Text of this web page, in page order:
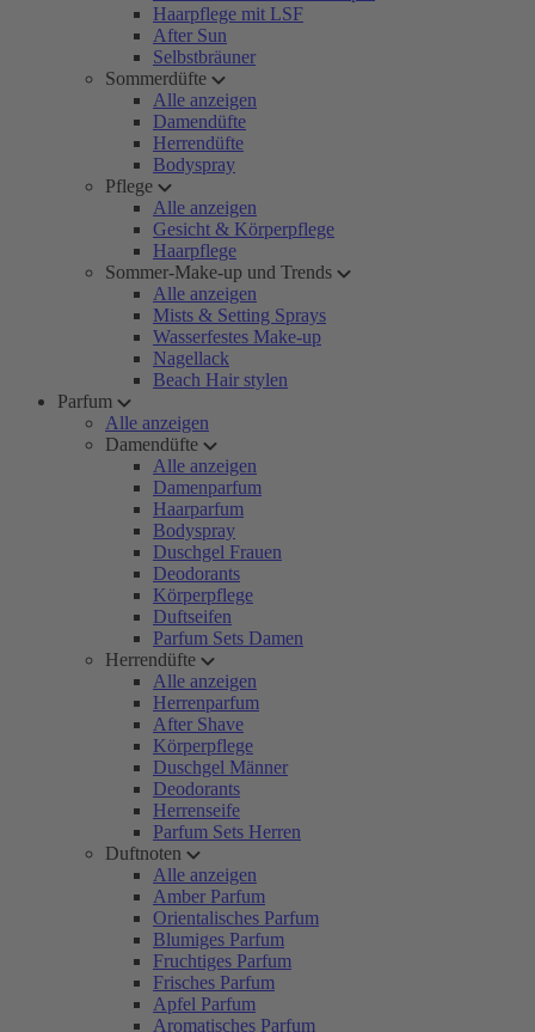
Haarpflege mit LSF
After Sun
Selbstbräuner
Sommerdüfte
Alle anzeigen
Damendüfte
Herrendüfte
Bodyspray
Pflege
Alle anzeigen
Gesicht & Körperpflege
Haarpflege
Sommer-Make-up und Trends
Alle anzeigen
Mists & Setting Sprays
Wasserfestes Make-up
Nagellack
Beach Hair stylen
Parfum
Alle anzeigen
Damendüfte
Alle anzeigen
Damenparfum
Haarparfum
Bodyspray
Duschgel Frauen
Deodorants
Körperpflege
Duftseifen
Parfum Sets Damen
Herrendüfte
Alle anzeigen
Herrenparfum
After Shave
Körperpflege
Duschgel Männer
Deodorants
Herrenseife
Parfum Sets Herren
Duftnoten
Alle anzeigen
Amber Parfum
Orientalisches Parfum
Blumiges Parfum
Fruchtiges Parfum
Frisches Parfum
Apfel Parfum
Aromatisches Parfum